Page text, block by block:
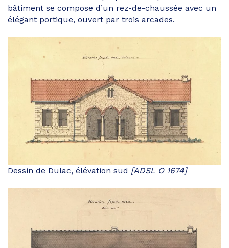
bâtiment se compose d’un rez-de-chaussée avec un
élégant portique, ouvert par trois arcades.
Dessin de Dulac, élévation sud [ADSL O 1674]